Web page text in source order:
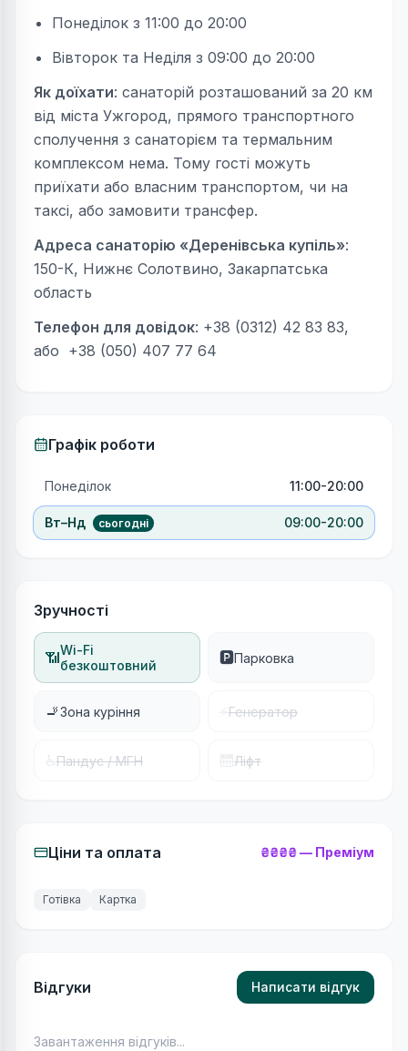
Понеділок з 11:00 до 20:00
Вівторок та Неділя з 09:00 до 20:00
Як доїхати: санаторій розташований за 20 км
від міста Ужгород, прямого транспортного
сполучення з санаторієм та термальним
комплексом нема. Тому гості можуть
приїхати або власним транспортом, чи на
таксі, або замовити трансфер.
Адреса санаторію «Деренівська купіль»:
150-К, Нижнє Солотвино, Закарпатська
область
Телефон для довідок: +38 (0312) 42 83 83,
або +38 (050) 407 77 64
Графік роботи
Понеділок 11:00-20:00
Вт–Нд сьогодні 09:00-20:00
Зручності
📶Wi-Fi
безкоштовний
🅿️Парковка
🚬Зона куріння Генератор
Пандус / МГН Ліфт
Ціни та оплата ₴₴₴₴— Преміум
Готівка Картка
Відгуки Написати відгук
Завантаження відгуків...